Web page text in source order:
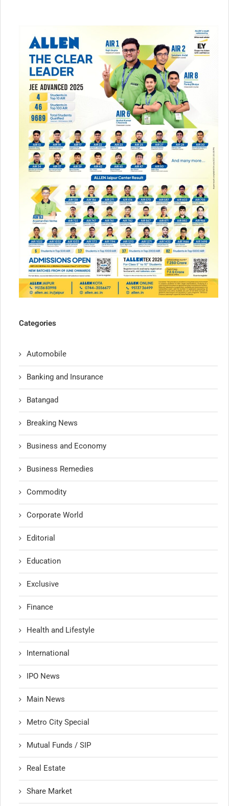
Categories
Automobile
Banking and Insurance
Batangad
Breaking News
Business and Economy
Business Remedies
Commodity
Corporate World
Editorial
Education
Exclusive
Finance
Health and Lifestyle
International
IPO News
Main News
Metro City Special
Mutual Funds / SIP
Real Estate
Share Market